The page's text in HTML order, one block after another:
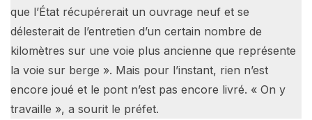
que l’État récupérerait un ouvrage neuf et se
délesterait de l’entretien d’un certain nombre de
kilomètres sur une voie plus ancienne que représente
la voie sur berge ». Mais pour l’instant, rien n’est
encore joué et le pont n’est pas encore livré. « On y
travaille », a sourit le préfet.